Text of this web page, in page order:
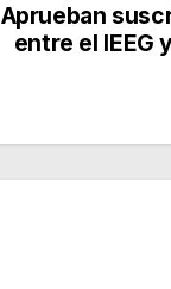
Aprueban
entre el IEEG